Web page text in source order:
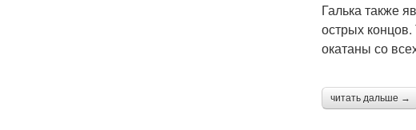
Галька также
острых
окатаны со
читать дальше →